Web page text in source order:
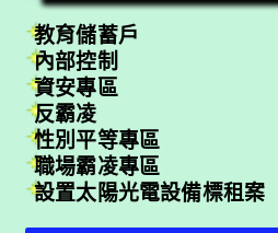
教育儲蓄戶
內部控制
資安專區
反霸凌
性別平等專區
職場霸凌專區
設置太陽光電設備標租案